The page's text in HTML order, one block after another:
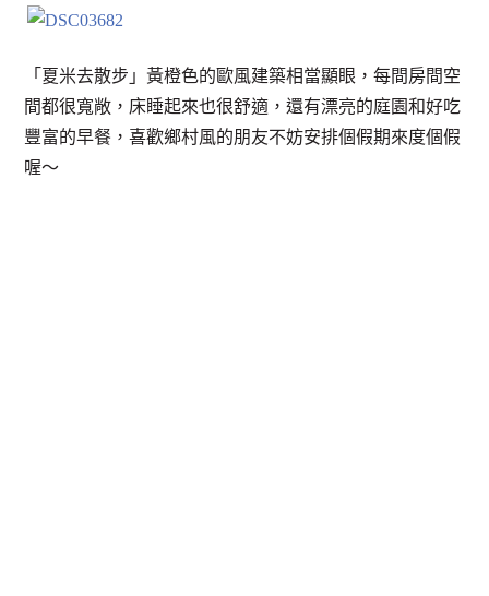
「夏米去散步」黃橙色的歐風建築相當顯眼，每間房間空
間都很寬敞，床睡起來也很舒適，還有漂亮的庭園和好吃
豐富的早餐，喜歡鄉村風的朋友不妨安排個假期來度個假
喔～